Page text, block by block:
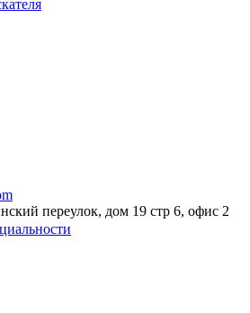
переулок, дом 19 стр 6, офис 2